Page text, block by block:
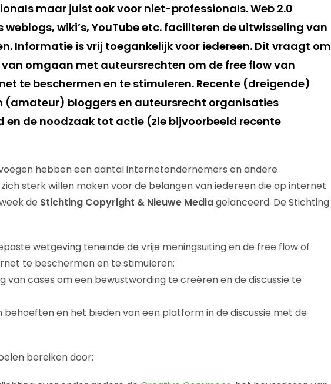
maar juist ook voor niet-professionals. Web 2.0
wiki’s, YouTube etc. faciliteren de uitwisseling van
Informatie is vrij toegankelijk voor iedereen. Dit vraagt om
omgaan met auteursrechten om de free flow van
te beschermen en te stimuleren. Recente (dreigende)
(amateur) bloggers en auteursrecht organisaties
en de noodzaak tot actie (zie bijvoorbeeld recente
hebben een aantal internetondernemers en andere
sterk willen maken voor de belangen van iedereen die op internet
de Stichting Copyright & Nieuwe Mediagelanceerd. De Stichting
wetgeving teneinde de vrije meningsuiting en de free flow of
te beschermen en te stimuleren;
van cases om een bewustwording te creëren en de discussie te
behoeften en het bieden van een platform in de discussie met de
bereiken door: